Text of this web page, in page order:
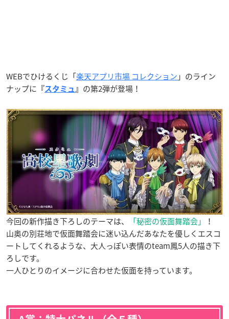
WEBでひけるくじ「楽天アプリ市場 コレクション 」のライン
ナップに 『スタミュ 』 の第2弾が登場！
今回の新作描き下ろしのテーマは、 「秘密の仮面舞踏会」
！
山奥の別荘地で仮面舞踏会に迷い込んだあなたを優しくエスコ
ートしてくれるような、大人っぽい表情のteam鳳5人の描き下
ろしです。
一人ひとりのイメージに合わせた仮面を持っています。